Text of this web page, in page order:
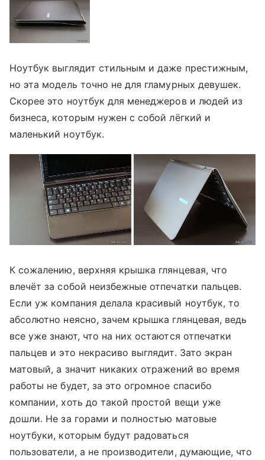
Ноутбук выглядит стильным и даже престижным,
но эта модель точно не для гламурных девушек.
Скорее это ноутбук для менеджеров и людей из
бизнеса, которым нужен с собой лёгкий и
маленький ноутбук.
К сожалению, верхняя крышка глянцевая, что
влечёт за собой неизбежные отпечатки пальцев.
Если уж компания делала красивый ноутбук, то
абсолютно неясно, зачем крышка глянцевая, ведь
все уже знают, что на них остаются отпечатки
пальцев и это некрасиво выглядит. Зато экран
матовый, а значит никаких отражений во время
работы не будет, за это огромное спасибо
компании, хоть до такой простой вещи уже
дошли. Не за горами и полностью матовые
ноутбуки, которым будут радоваться
пользователи, а не производители, думающие, что